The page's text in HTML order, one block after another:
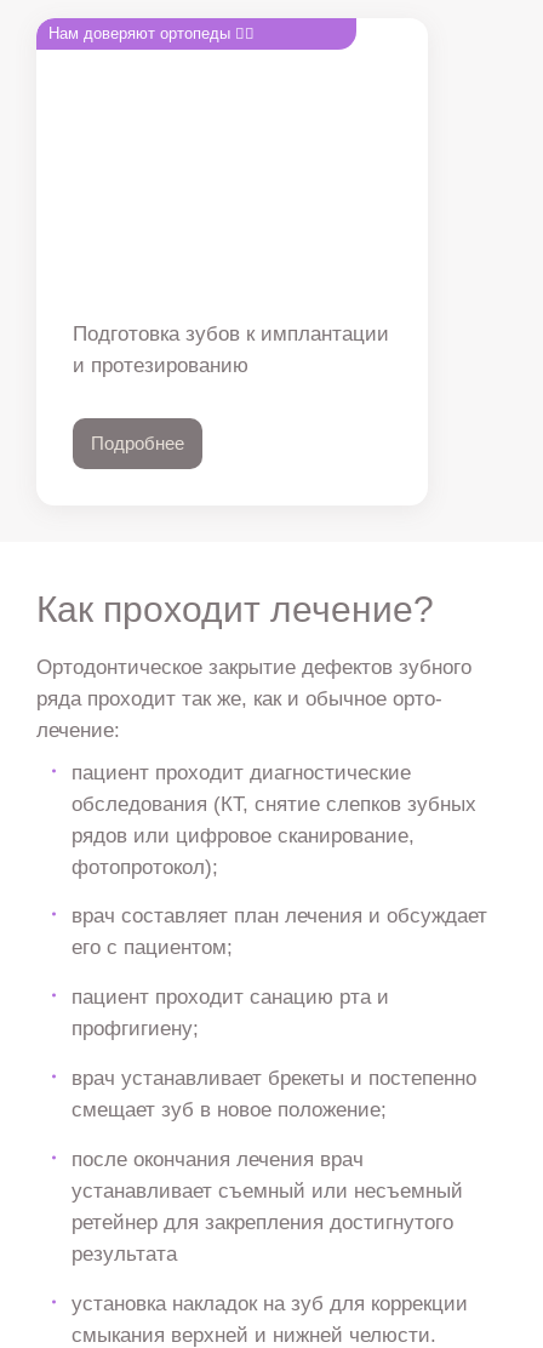
Нам доверяют ортопеды 👍🏻
Подготовка зубов к имплантации
и протезированию
Подробнее
Как проходит лечение?
Ортодонтическое закрытие дефектов зубного
ряда проходит так же, как и обычное орто-
лечение:
пациент проходит диагностические
обследования (КТ, снятие слепков зубных
рядов или цифровое сканирование,
фотопротокол);
врач составляет план лечения и обсуждает
его с пациентом;
пациент проходит санацию рта и
профгигиену;
врач устанавливает брекеты и постепенно
смещает зуб в новое положение;
после окончания лечения врач
устанавливает съемный или несъемный
ретейнер для закрепления достигнутого
результата
установка накладок на зуб для коррекции
смыкания верхней и нижней челюсти.